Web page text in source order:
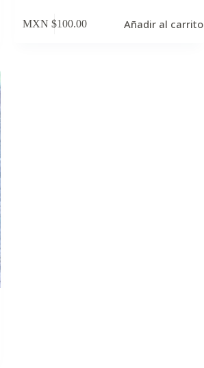
MXN $100.00 Añadir al carrito